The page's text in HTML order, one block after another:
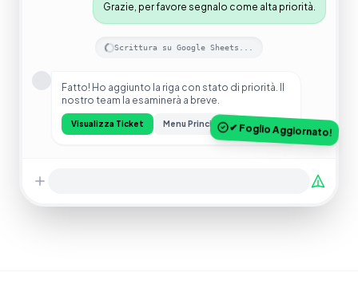
Grazie, per favore segnalo come alta priorità.
Scrittura su Google Sheets...
Fatto! Ho aggiunto la riga con stato di priorità. Il
nostro team la esaminerà a breve.
Visualizza Ticket Menu Principale✔ Foglio Aggiornato!